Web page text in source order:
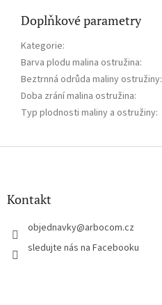
Doplňkové parametry
Kategorie:
Barva plodu malina ostružina:
Beztrnná odrůda maliny ostružiny:
Doba zrání malina ostružina:
Typ plodnosti maliny a ostružiny:
Z
Kontakt
objednavky@arbocom.cz
sledujte nás na Facebooku